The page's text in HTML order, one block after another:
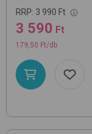
RRP: 3 990 Ft
3 590 Ft
179,50 Ft/db